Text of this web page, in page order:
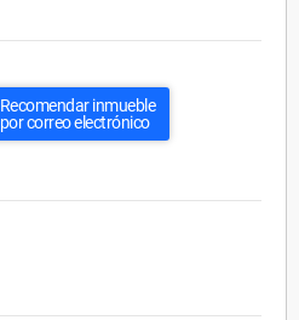
Recomendar inmueble
por correo electrónico